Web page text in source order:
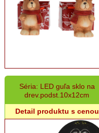
Séria: LED guľa sklo na
drev.podst.10x12cm
Detail produktu s cenou